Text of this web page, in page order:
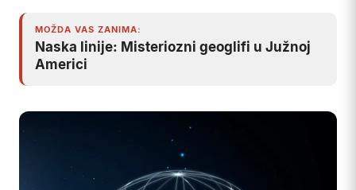
MOŽDA VAS ZANIMA:
Naska linije: Misteriozni geoglifi u Južnoj
Americi